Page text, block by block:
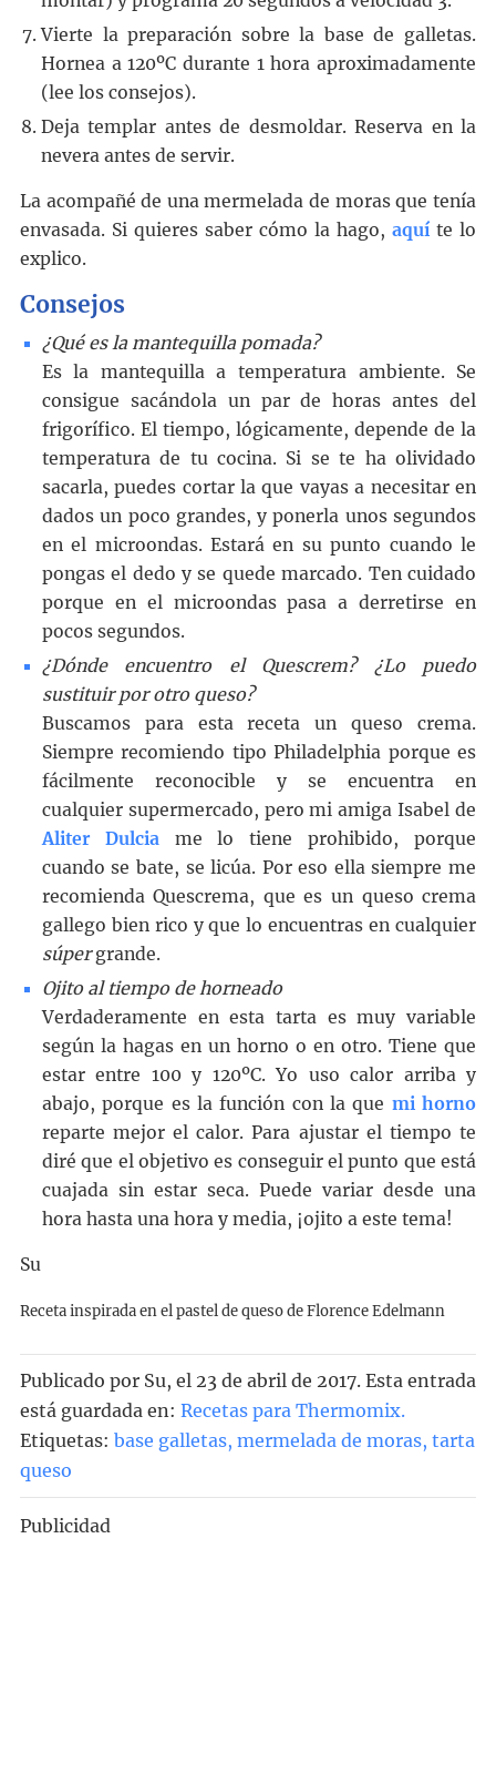
Vierte la preparación sobre la base de galletas.
Hornea a 120ºC durante 1 hora aproximadamente
(lee los consejos).
Deja templar antes de desmoldar. Reserva en la
nevera antes de servir.
La acompañé de una mermelada de moras que tenía
envasada. Si quieres saber cómo la hago,aquí te lo
explico.
Consejos
¿Qué es la mantequilla pomada?
Es la mantequilla a temperatura ambiente. Se
consigue sacándola un par de horas antes del
frigorífico. El tiempo, lógicamente, depende de la
temperatura de tu cocina. Si se te ha olividado
sacarla, puedes cortar la que vayas a necesitar en
dados un poco grandes, y ponerla unos segundos
en el microondas. Estará en su punto cuando le
pongas el dedo y se quede marcado. Ten cuidado
porque en el microondas pasa a derretirse en
pocos segundos.
¿Dónde encuentro el Quescrem? ¿Lo puedo
sustituir por otro queso?
Buscamos para esta receta un queso crema.
Siempre recomiendo tipo Philadelphia porque es
fácilmente reconocible y se encuentra en
cualquier supermercado, pero mi amiga Isabel de
Aliter Dulciame lo tiene prohibido, porque
cuando se bate, se licúa. Por eso ella siempre me
recomienda Quescrema, que es un queso crema
gallego bien rico y que lo encuentras en cualquier
súpergrande.
Ojito al tiempo de horneado
Verdaderamente en esta tarta es muy variable
según la hagas en un horno o en otro. Tiene que
estar entre 100 y 120ºC. Yo uso calor arriba y
abajo, porque es la función con la que mi horno
reparte mejor el calor. Para ajustar el tiempo te
diré que el objetivo es conseguir el punto que está
cuajada sin estar seca. Puede variar desde una
hora hasta una hora y media, ¡ojito a este tema!
Su
Receta inspirada en el pastel de queso de Florence Edelmann
Publicado por Su, el 23 de abril de 2017. Esta entrada
está guardada en: Recetas para Thermomix.
Etiquetas: base galletas, mermelada de moras, tarta
queso
Publicidad